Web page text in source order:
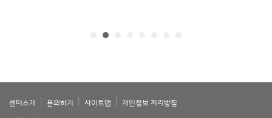
센터소개 문의하기 사이트맵 개인정보 처리방침